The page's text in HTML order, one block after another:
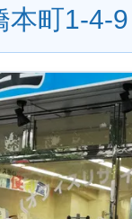
本町1-4-9